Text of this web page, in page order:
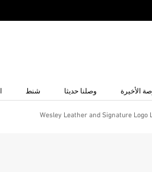
الأخيرة وصلنا حديثا شنط
Wesley Leather and Signature Logo